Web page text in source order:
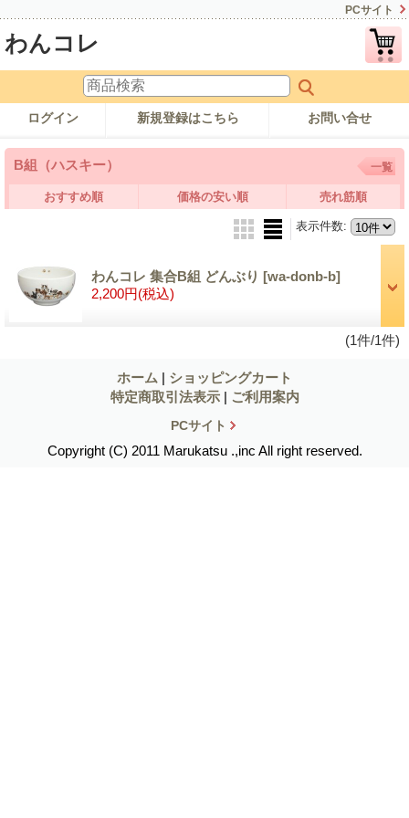
PCサイト
わんコレ
ログイン 新規登録はこちら お問い合せ
B組（ハスキー） 一覧
おすすめ順 価格の安い順 売れ筋順
表示件数:
わんコレ 集合B組 どんぶり [wa-donb-b]
2,200円(税込)
(1件/1件)
ホーム | ショッピングカート
特定商取引法表示 | ご利用案内
PCサイト
Copyright (C) 2011 Marukatsu .,inc All right reserved.